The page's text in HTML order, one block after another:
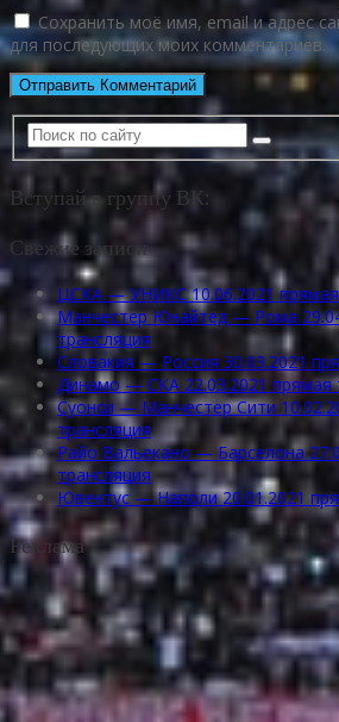
Сохранить моё имя, email и адрес
для последующих моих комментариев.
Вступай в группу ВК:
Свежие записи
ЦСКА — УНИКС 10.06.2021 прямая
Манчестер Юнайтед — Рома
трансляция
Словакия — Россия 30.03.2021
Динамо — СКА 22.03.2021 прямая
Суонси — Манчестер Сити
трансляция
Райо Вальекано — Барселона
трансляция
Ювентус — Наполи 20.01.2021
Реклама